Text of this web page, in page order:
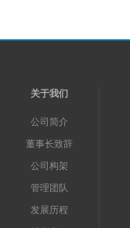
关于我们
公司简介
董事长致辞
公司构架
管理团队
发展历程